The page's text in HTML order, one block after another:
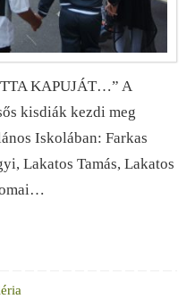
KAPUJÁT…” A
kisdiák kezdi meg
Iskolában: Farkas
Lakatos Tamás, Lakatos